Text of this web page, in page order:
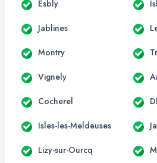
Esbly
Jablines
Montry
Vignely
Cocherel
Isles-les-Meldeuses
Lizy-sur-Ourcq